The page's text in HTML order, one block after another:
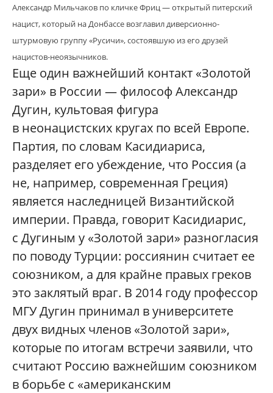
Александр Мильчаков по кличке Фриц — открытый питерский
нацист, который на Донбассе возглавил диверсионно-
штурмовую группу «Русичи», состоявшую из его друзей
нацистов-неоязычников.
Еще один важнейший контакт «Золотой
зари» в России — философ Александр
Дугин, культовая фигура
в неонацистских кругах по всей Европе.
Партия, по словам Касидиариса,
разделяет его убеждение, что Россия (а
не, например, современная Греция)
является наследницей Византийской
империи. Правда, говорит Касидиарис,
с Дугиным у «Золотой зари» разногласия
по поводу Турции: россиянин считает ее
союзником, а для крайне правых греков
это заклятый враг. В 2014 году профессор
МГУ Дугин принимал в университете
двух видных членов «Золотой зари»,
которые по итогам встречи заявили, что
считают Россию важнейшим союзником
в борьбе c «американским